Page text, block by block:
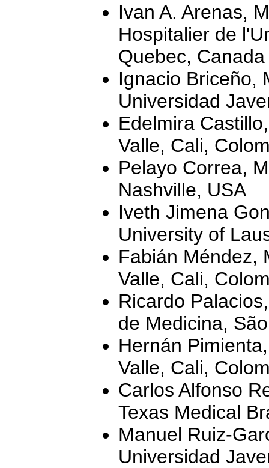
Ivan A. Arenas,
Hospitalier de
Quebec, Canada
Ignacio Briceño,
Universidad
Edelmira
Valle, Cali,
Pelayo Correa,
Nashville, USA
Iveth Jimena
University of
Fabián Méndez,
Valle, Cali,
Ricardo
de Medicina,
Hernán
Valle, Cali,
Carlos Alfonso
Texas Medical
Manuel Ruiz-
Universidad